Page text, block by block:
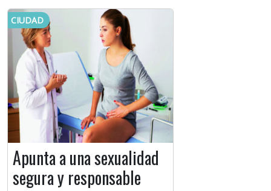
CIUDAD
Apunta a una sexualidad
segura y responsable